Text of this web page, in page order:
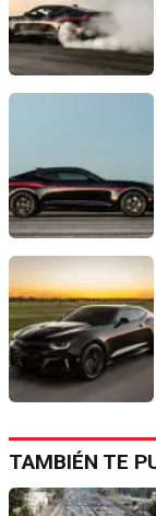
TAMBIÉN TE